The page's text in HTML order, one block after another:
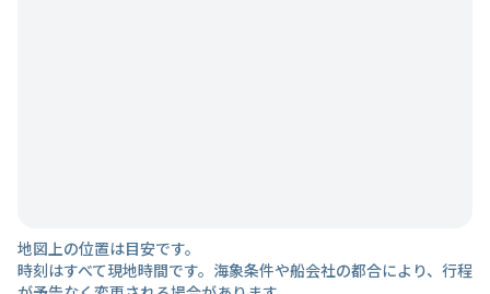
地図上の位置は目安です。
時刻はすべて現地時間です。海象条件や船会社の都合により、行程